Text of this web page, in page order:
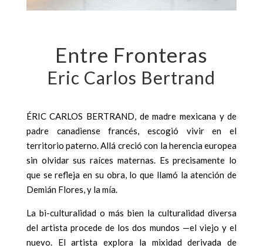
Entre Fronteras
Eric Carlos Bertrand
ÉRIC CARLOS BERTRAND, de madre mexicana y de
padre canadiense francés, escogió vivir en el
territorio paterno. Allá creció con la herencia europea
sin olvidar sus raíces maternas. Es precisamente lo
que se refleja en su obra, lo que llamó la atención de
Demián Flores, y la mía.
La bi-culturalidad o más bien la culturalidad diversa
del artista procede de los dos mundos —el viejo y el
nuevo. El artista explora la mixidad derivada de